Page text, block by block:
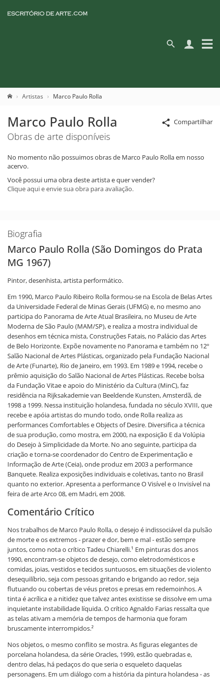
Artistas Marco Paulo Rolla
Compartilhar
Marco Paulo Rolla
Obras de arte disponíveis
No momento não possuimos obras de Marco Paulo Rolla em nosso
acervo.
Você possui uma obra deste artista e quer vender?
Clique aqui e envie sua obra para avaliação.
Biografia
Marco Paulo Rolla (São Domingos do Prata
MG 1967)
Pintor, desenhista, artista performático.
Em 1990, Marco Paulo Ribeiro Rolla formou-se na Escola de Belas Artes
da Universidade Federal de Minas Gerais (UFMG) e, no mesmo ano
participa do Panorama de Arte Atual Brasileira, no Museu de Arte
Moderna de São Paulo (MAM/SP), e realiza a mostra individual de
desenhos em técnica mista, Construções Fatais, no Palácio das Artes
de Belo Horizonte. Expõe novamente no Panorama e também no 12º
Salão Nacional de Artes Plásticas, organizado pela Fundação Nacional
de Arte (Funarte), Rio de Janeiro, em 1993. Em 1989 e 1994, recebe o
prêmio aquisição do Salão Nacional de Artes Plásticas. Recebe bolsa
da Fundação Vitae e apoio do Ministério da Cultura (MinC), faz
residência na Rijksakademie van Beeldende Kunsten, Amsterdã, de
1998 a 1999. Nessa instituição holandesa, fundada no século XVIII, que
recebe e apóia artistas do mundo todo, onde Rolla realiza as
performances Comfortables e Objects of Desire. Diversifica a técnica
de sua produção, como mostra, em 2000, na exposição E da Volúpia
do Desejo à Simplicidade da Morte. No ano seguinte, participa da
criação e torna-se coordenador do Centro de Experimentação e
Informação de Arte (Ceia), onde produz em 2003 a performance
Banquete. Realiza exposições individuais e coletivas, tanto no Brasil
quanto no exterior. Apresenta a performance O Visível e o Invisível na
feira de arte Arco 08, em Madri, em 2008.
Comentário Crítico
Nos trabalhos de Marco Paulo Rolla, o desejo é indissociável da pulsão
de morte e os extremos - prazer e dor, bem e mal - estão sempre
juntos, como nota o crítico Tadeu Chiarelli.¹ Em pinturas dos anos
1990, encontram-se objetos de desejo, como eletrodomésticos e
comidas, joias, vestidos e tecidos suntuosos, em situações de violento
desequilíbrio, seja com pessoas gritando e brigando ao redor, seja
flutuando ou cobertas de véus pretos e presas em redemoinhos. A
tinta é acrílica e a nitidez que talvez antes existisse se dissolve em uma
inquietante instabilidade líquida. O crítico Agnaldo Farias ressalta que
as telas ativam a memória de tempos de harmonia que foram
bruscamente interrompidos.²
Nos objetos, o mesmo conflito se mostra. As figuras elegantes de
porcelana holandesa, da série Oracles, 1999, estão quebradas e,
dentro delas, há pedaços do que seria o esqueleto daquelas
personagens. Em um diálogo com a história da pintura holandesa - as